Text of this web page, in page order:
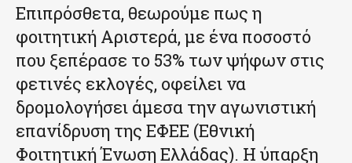
Επιπρόσθετα, θεωρούμε πως η
φοιτητική Αριστερά, με ένα ποσοστό
που ξεπέρασε το 53% των ψήφων στις
φετινές εκλογές, οφείλει να
δρομολογήσει άμεσα την αγωνιστική
επανίδρυση της ΕΦΕΕ (Εθνική
Φοιτητική Ένωση Ελλάδας). Η ύπαρξη